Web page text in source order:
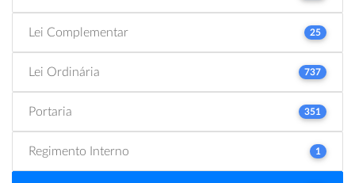
Lei Complementar 25
Lei Ordinária 737
Portaria 351
Regimento Interno 1